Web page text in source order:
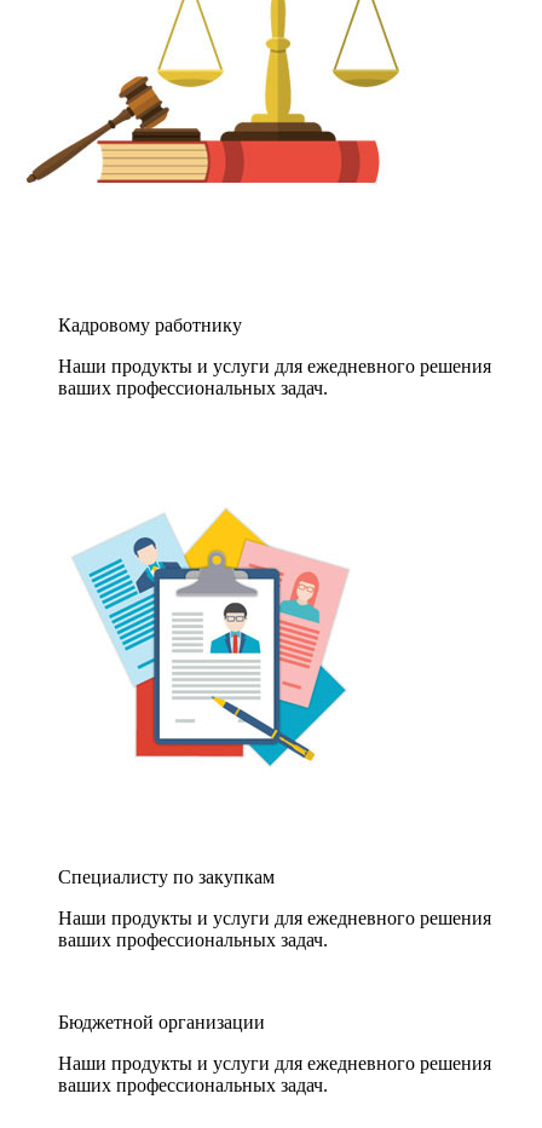
Кадровому работнику
Наши продукты и услуги для ежедневного решения
ваших профессиональных задач.
Специалисту по закупкам
Наши продукты и услуги для ежедневного решения
ваших профессиональных задач.
Бюджетной организации
Наши продукты и услуги для ежедневного решения
ваших профессиональных задач.